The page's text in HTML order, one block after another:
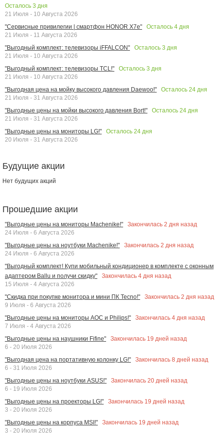
Осталось 3 дня
21 Июля - 10 Августа 2026
"Сервисные привилегии | смартфон HONOR X7e"
Осталось 4 дня
21 Июля - 11 Августа 2026
"Выгодный комплект: телевизоры iFFALCON"
Осталось 3 дня
21 Июля - 10 Августа 2026
"Выгодный комплект: телевизоры TCL!"
Осталось 3 дня
21 Июля - 10 Августа 2026
"Выгодная цена на мойку высокого давления Daewoo!"
Осталось 24 дня
21 Июля - 31 Августа 2026
"Выгодные цены на мойки высокого давления Bort!"
Осталось 24 дня
21 Июля - 31 Августа 2026
"Выгодные цены на мониторы LG!"
Осталось 24 дня
20 Июля - 31 Августа 2026
Будущие акции
Нет будущих акций
Прошедшие акции
"Выгодные цены на мониторы Machenike!" Закончилась 2 дня назад
24 Июля - 6 Августа 2026
"Выгодные цены на ноутбуки Machenike!"
Закончилась 2 дня назад
24 Июля - 6 Августа 2026
"Выгодный комплект! Купи мобильный кондиционер в комплекте с оконным
адаптером Ballu и получи скидку"
Закончилась 4 дня назад
15 Июля - 4 Августа 2026
"Скидка при покупке монитора и мини ПК Tecno!"
Закончилась 2 дня назад
9 Июля - 6 Августа 2026
"Выгодные цены на мониторы AOC и Philips!"
Закончилась 4 дня назад
7 Июля - 4 Августа 2026
"Выгодные цены на наушники Fifine"
Закончилась 19 дней назад
6 - 20 Июля 2026
"Выгодная цена на портативную колонку LG!"
Закончилась 8 дней назад
6 - 31 Июля 2026
"Выгодные цены на ноутбуки ASUS!"
Закончилась 20 дней назад
6 - 19 Июля 2026
"Выгодные цены на проекторы LG!"
Закончилась 19 дней назад
3 - 20 Июля 2026
"Выгодные цены на корпуса MSI!"
Закончилась 19 дней назад
3 - 20 Июля 2026